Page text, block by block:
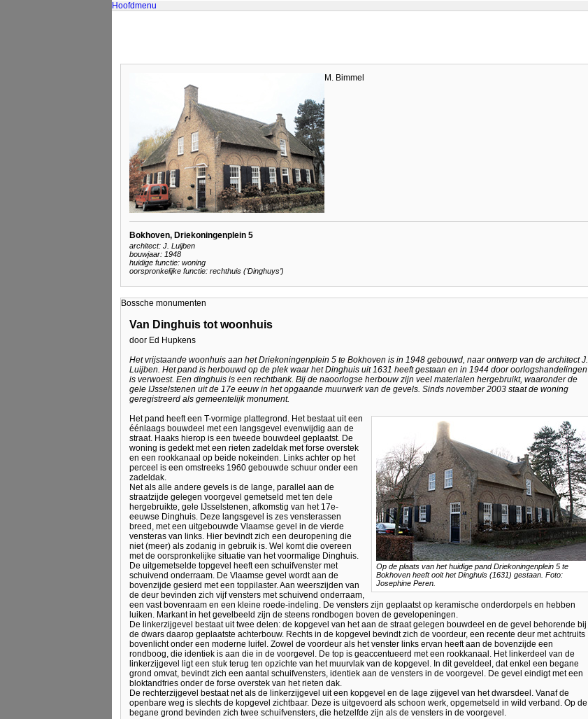
Hoofdmenu
M. Bimmel
Bokhoven, Driekoningenplein 5
architect: J. Luijben
bouwjaar: 1948
huidige functie: woning
oorspronkelijke functie: rechthuis (‘Dinghuys’)
Bossche monumenten
Van Dinghuis tot woonhuis
door Ed Hupkens
Het vrijstaande woonhuis aan het Driekoningenplein 5 te Bokhoven is in 1948 gebouwd, naar ontwerp van de architect J.
Luijben. Het pand is herbouwd op de plek waar het Dinghuis uit 1631 heeft gestaan en in 1944 door oorlogshandelingen
is verwoest. Een dinghuis is een rechtbank. Bij de naoorlogse herbouw zijn veel materialen hergebruikt, waaronder de
gele IJsselstenen uit de 17e eeuw in het opgaande muurwerk van de gevels. Sinds november 2003 staat de woning
geregistreerd als gemeentelijk monument.
Op de plaats van het huidige pand Driekoningenplein 5 te
Bokhoven heeft ooit het Dinghuis (1631) gestaan. Foto:
Josephine Peren.
Het pand heeft een T-vormige plattegrond. Het bestaat uit een
éénlaags bouwdeel met een langsgevel evenwijdig aan de
straat. Haaks hierop is een tweede bouwdeel geplaatst. De
woning is gedekt met een rieten zadeldak met forse overstek
en een rookkanaal op beide nokeinden. Links achter op het
perceel is een omstreeks 1960 gebouwde schuur onder een
zadeldak.
Net als alle andere gevels is de lange, parallel aan de
straatzijde gelegen voorgevel gemetseld met ten dele
hergebruikte, gele IJsselstenen, afkomstig van het 17e-
eeuwse Dinghuis. Deze langsgevel is zes vensterassen
breed, met een uitgebouwde Vlaamse gevel in de vierde
vensteras van links. Hier bevindt zich een deuropening die
niet (meer) als zodanig in gebruik is. Wel komt die overeen
met de oorspronkelijke situatie van het voormalige Dinghuis.
De uitgemetselde topgevel heeft een schuifvenster met
schuivend onderraam. De Vlaamse gevel wordt aan de
bovenzijde gesierd met een toppilaster. Aan weerszijden van
de deur bevinden zich vijf vensters met schuivend onderraam,
een vast bovenraam en een kleine roede-indeling. De vensters zijn geplaatst op keramische onderdorpels en hebben
luiken. Markant in het gevelbeeld zijn de steens rondbogen boven de gevelopeningen.
De linkerzijgevel bestaat uit twee delen: de kopgevel van het aan de straat gelegen bouwdeel en de gevel behorende bij
de dwars daarop geplaatste achterbouw. Rechts in de kopgevel bevindt zich de voordeur, een recente deur met achtruits
bovenlicht onder een moderne luifel. Zowel de voordeur als het venster links ervan heeft aan de bovenzijde een
rondboog, die identiek is aan die in de voorgevel. De top is geaccentueerd met een rookkanaal. Het linkerdeel van de
linkerzijgevel ligt een stuk terug ten opzichte van het muurvlak van de kopgevel. In dit geveldeel, dat enkel een begane
grond omvat, bevindt zich een aantal schuifvensters, identiek aan de vensters in de voorgevel. De gevel eindigt met een
bloktandfries onder de forse overstek van het rieten dak.
De rechterzijgevel bestaat net als de linkerzijgevel uit een kopgevel en de lage zijgevel van het dwarsdeel. Vanaf de
openbare weg is slechts de kopgevel zichtbaar. Deze is uitgevoerd als schoon werk, opgemetseld in wild verband. Op de
begane grond bevinden zich twee schuifvensters, die hetzelfde zijn als de vensters in de voorgevel.